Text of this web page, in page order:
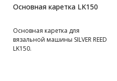
Основная каретка LK150
Основная каретка для
вязальной машины SILVER REED
LK150.